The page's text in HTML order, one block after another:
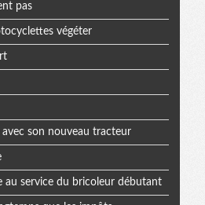
pas
végéter
son nouveau tracteur
au service du bricoleur débutant